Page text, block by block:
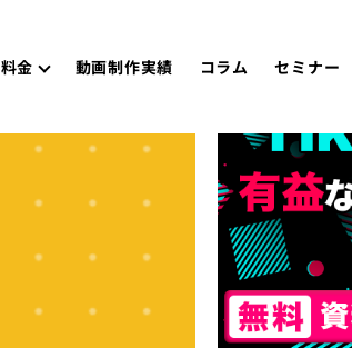
料金 動画制作実績 コラム セミナー